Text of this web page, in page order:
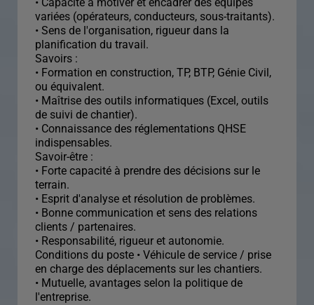
variées (opérateurs, conducteurs, sous-traitants).
• Sens de l'organisation, rigueur dans la
planification du travail.
Savoirs :
• Formation en construction, TP, BTP, Génie Civil,
ou équivalent.
• Maîtrise des outils informatiques (Excel, outils
de suivi de chantier).
• Connaissance des réglementations QHSE
indispensables.
Savoir-être :
• Forte capacité à prendre des décisions sur le
terrain.
• Esprit d'analyse et résolution de problèmes.
• Bonne communication et sens des relations
clients / partenaires.
• Responsabilité, rigueur et autonomie.
Conditions du poste • Véhicule de service / prise
en charge des déplacements sur les chantiers.
• Mutuelle, avantages selon la politique de
l'entreprise.